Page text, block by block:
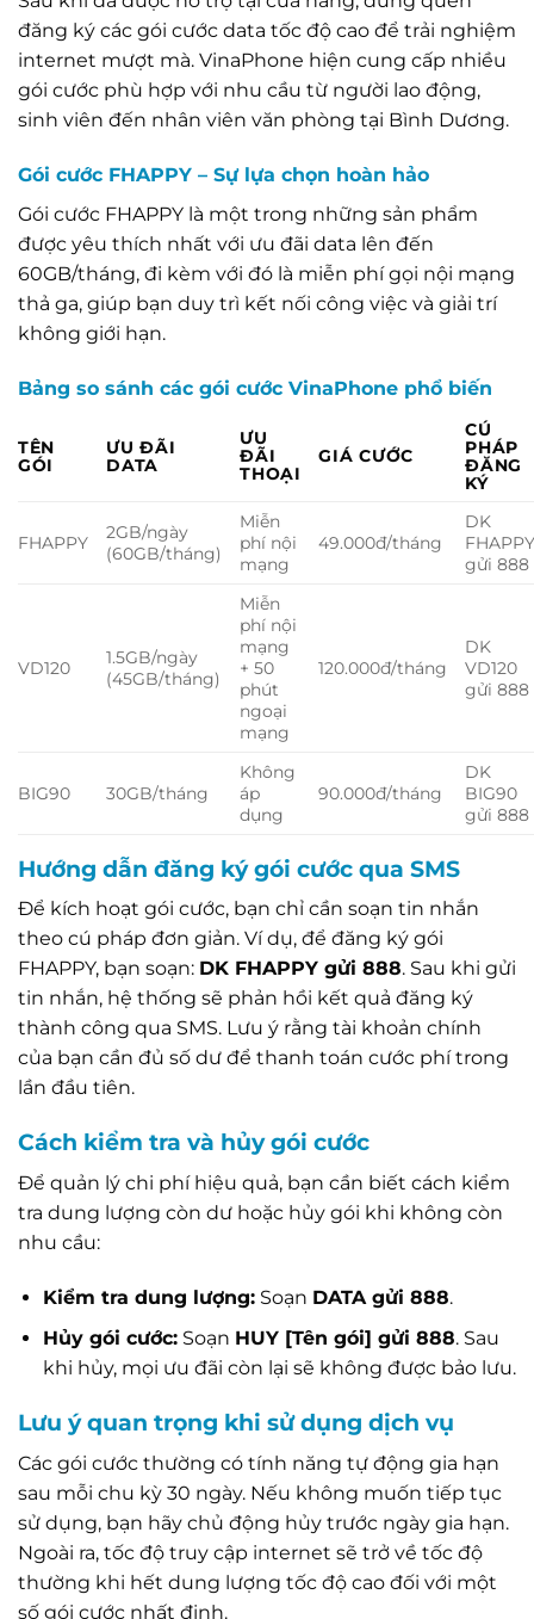
đăng ký các gói cước data tốc độ cao để trải nghiệm
internet mượt mà. VinaPhone hiện cung cấp nhiều
gói cước phù hợp với nhu cầu từ người lao động,
sinh viên đến nhân viên văn phòng tại Bình Dương.
Gói cước FHAPPY – Sự lựa chọn hoàn hảo
Gói cước FHAPPY là một trong những sản phẩm
được yêu thích nhất với ưu đãi data lên đến
60GB/tháng, đi kèm với đó là miễn phí gọi nội mạng
thả ga, giúp bạn duy trì kết nối công việc và giải trí
không giới hạn.
Bảng so sánh các gói cước VinaPhone phổ biến
TÊN
GÓI
ƯU ĐÃI
DATA
ƯU
ĐÃI
THOẠI
GIÁ CƯỚC
CÚ
PHÁP
ĐĂNG
KÝ
FHAPPY
2GB/ngày
(60GB/tháng)
Miễn
phí nội
mạng
49.000đ/tháng
DK
gửi 888
VD120
1.5GB/ngày
(45GB/tháng)
Miễn
phí nội
mạng
+ 50
phút
ngoại
mạng
120.000đ/tháng
DK
VD120
gửi 888
BIG90 30GB/tháng
Không
áp
dụng
90.000đ/tháng
DK
BIG90
gửi 888
Hướng dẫn đăng ký gói cước qua SMS
Để kích hoạt gói cước, bạn chỉ cần soạn tin nhắn
theo cú pháp đơn giản. Ví dụ, để đăng ký gói
FHAPPY, bạn soạn: DK FHAPPY gửi 888. Sau khi gửi
tin nhắn, hệ thống sẽ phản hồi kết quả đăng ký
thành công qua SMS. Lưu ý rằng tài khoản chính
của bạn cần đủ số dư để thanh toán cước phí trong
lần đầu tiên.
Cách kiểm tra và hủy gói cước
Để quản lý chi phí hiệu quả, bạn cần biết cách kiểm
tra dung lượng còn dư hoặc hủy gói khi không còn
nhu cầu:
Kiểm tra dung lượng:Soạn DATA gửi 888.
Hủy gói cước:Soạn HUY [Tên gói] gửi 888. Sau
khi hủy, mọi ưu đãi còn lại sẽ không được bảo lưu.
Lưu ý quan trọng khi sử dụng dịch vụ
Các gói cước thường có tính năng tự động gia hạn
sau mỗi chu kỳ 30 ngày. Nếu không muốn tiếp tục
sử dụng, bạn hãy chủ động hủy trước ngày gia hạn.
Ngoài ra, tốc độ truy cập internet sẽ trở về tốc độ
thường khi hết dung lượng tốc độ cao đối với một
số gói cước nhất định.